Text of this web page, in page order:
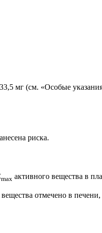
мг (см. «Особые
риска.
max активного вещества в
отмечено в